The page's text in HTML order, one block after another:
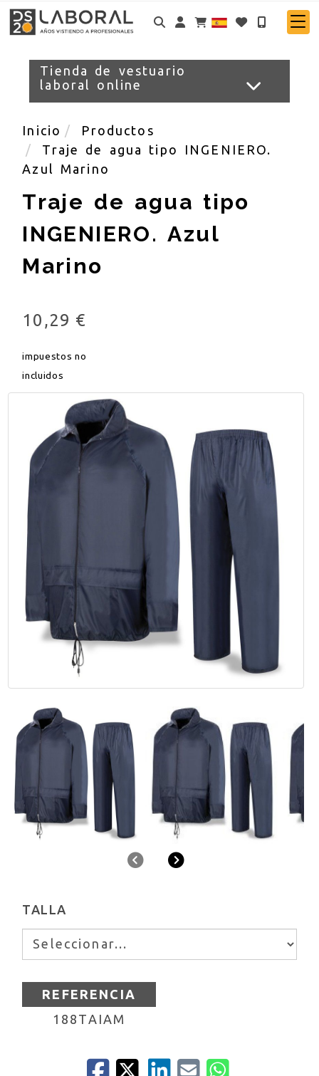
Identifícate
Tienda de vestuario
laboral online
Inicio
Productos
Traje de agua tipo INGENIERO.
Azul Marino
Traje de agua tipo
INGENIERO. Azul
Marino
10,29 €
impuestos no
incluidos
AnteriorSiguiente
TALLA
REFERENCIA
188TAIAM